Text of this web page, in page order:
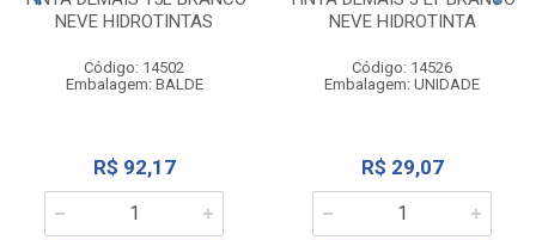
NEVE HIDROTINTAS
Código: 14502
Embalagem: BALDE
R$ 92,17
NEVE HIDROTINTA
Código: 14526
Embalagem: UNIDADE
R$ 29,07